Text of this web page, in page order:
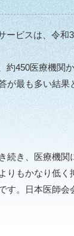
ビスは、令和
450医療機関
最も多い結果
き、医療機関
もかなり低
。日本医師